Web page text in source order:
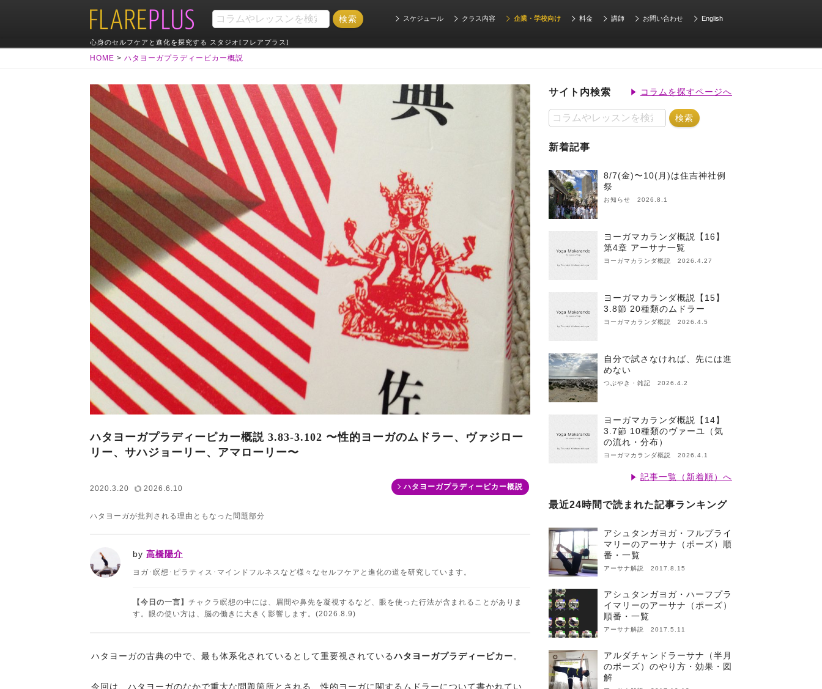
スケジュール クラス内容 企業・学校向け 料金 講師 お問い合わせ English
心身のセルフケアと進化を探究する スタジオ[フレアプラス]
HOME > ハタヨーガプラディーピカー概説
ハタヨーガプラディーピカー概説 3.83-3.102 〜性的ヨーガのムドラー、ヴァジロー
リー、サハジョーリー、アマローリー〜
2020.3.20 2026.6.10 ハタヨーガプラディーピカー概説
ハタヨーガが批判される理由ともなった問題部分
by 高橋陽介
ヨガ･瞑想･ピラティス･マインドフルネスなど様々なセルフケアと進化の道を研究しています。
【今日の一言】 チャクラ瞑想の中には、眉間や鼻先を凝視するなど、眼を使った行法が含まれることがありま
す。眼の使い方は、脳の働きに大きく影響します。(2026.8.9)
ハタヨーガの古典の中で、最も体系化されているとして重要視されているハタヨーガプラディーピカー。
今回は、ハタヨーガのなかで重大な問題箇所とされる、性的ヨーガに関するムドラーについて書かれてい
サイト内検索 コラムを探すページへ
新着記事
8/7(金)〜10(月)は住吉神社例
祭
お知らせ 2026.8.1
ヨーガマカランダ概説【16】
第4章 アーサナ一覧
ヨーガマカランダ概説 2026.4.27
ヨーガマカランダ概説【15】
3.8節 20種類のムドラー
ヨーガマカランダ概説 2026.4.5
自分で試さなければ、先には進
めない
つぶやき・雑記 2026.4.2
ヨーガマカランダ概説【14】
3.7節 10種類のヴァーユ（気
の流れ・分布）
ヨーガマカランダ概説 2026.4.1
記事一覧（新着順）へ
最近24時間で読まれた記事ランキング
アシュタンガヨガ・フルプライ
マリーのアーサナ（ポーズ）順
番・一覧
アーサナ解説 2017.8.15
アシュタンガヨガ・ハーフプラ
イマリーのアーサナ（ポーズ）
順番・一覧
アーサナ解説 2017.5.11
アルダチャンドラーサナ（半月
のポーズ）のやり方・効果・図
解